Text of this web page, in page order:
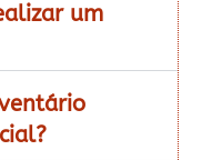
um